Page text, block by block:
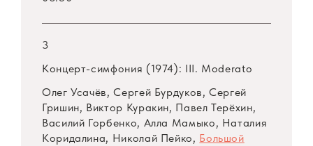
3
Концерт-симфония (1974): III. Moderato
Олег Усачёв, Сергей Бурдуков, Сергей
Гришин, Виктор Куракин, Павел Терёхин,
Василий Горбенко, Алла Мамыко, Наталия
Коридалина, Николай Пейко, Большой